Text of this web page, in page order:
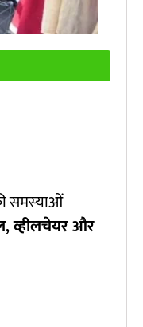
समस्याओं
व्हीलचेयर और